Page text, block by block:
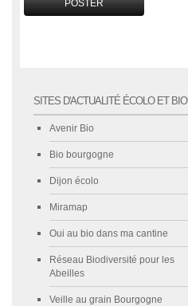
SITES D'ACTUALITÉ ÉCOLO ET BIO
Avenir Bio
Bio bourgogne
Dijon écolo
Miramap
Oui au bio dans ma cantine
Réseau Biodiversité pour les
Abeilles
Veille au grain Bourgogne